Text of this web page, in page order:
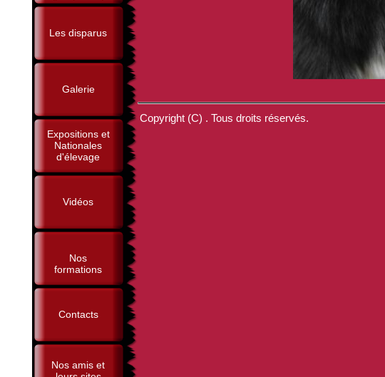
Les disparus
Galerie
Expositions et
Nationales
d'élevage
Vidéos
Nos
formations
Contacts
Nos amis et
Copyright (C) . Tous droits réservés.